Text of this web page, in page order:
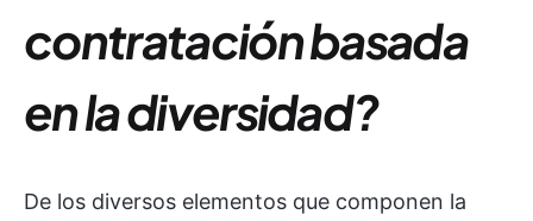
contratación basada
en la diversidad?
De los diversos elementos que componen la